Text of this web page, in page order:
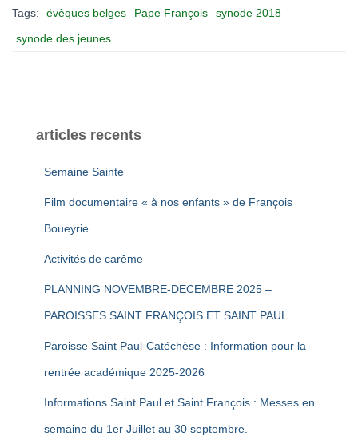
Tags: évêques belges Pape François
synode 2018
synode des jeunes
articles recents
Semaine Sainte
Film documentaire « à nos enfants » de François
Boueyrie.
Activités de carême
PLANNING NOVEMBRE-DECEMBRE 2025 –
PAROISSES SAINT FRANÇOIS ET SAINT PAUL
Paroisse Saint Paul-Catéchèse : Information pour la
rentrée académique 2025-2026
Informations Saint Paul et Saint François : Messes en
semaine du 1er Juillet au 30 septembre.